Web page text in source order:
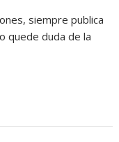
siempre publica
quede duda de la